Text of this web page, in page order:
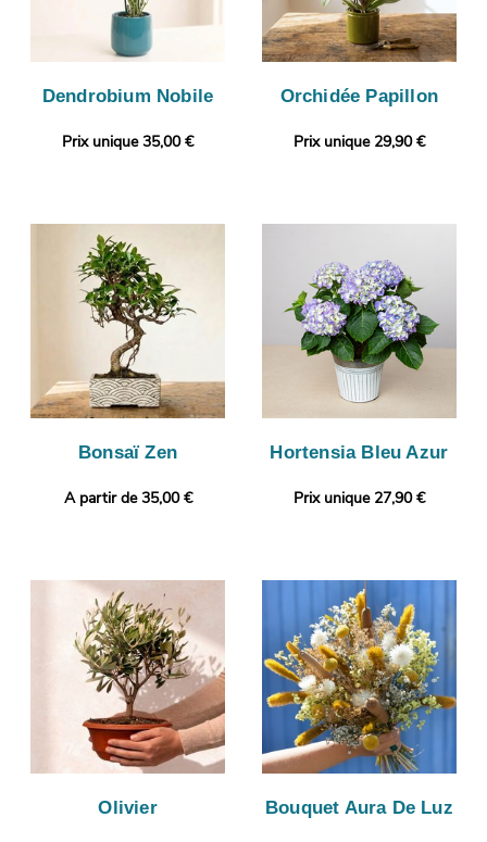
Dendrobium Nobile
Prix unique 35,00 €
Orchidée Papillon
Prix unique 29,90 €
Bonsaï Zen
A partir de 35,00 €
Hortensia Bleu Azur
Prix unique 27,90 €
Olivier Bouquet Aura De Luz